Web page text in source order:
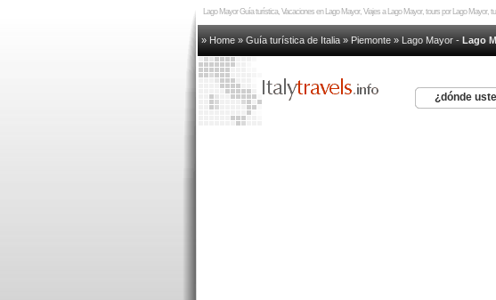
Lago Mayor Guía turística, Vacaciones en Lago Mayor, Viajes a Lago Mayor, tours por Lago
» Home » Guía turística de Italia » Piemonte » Lago Mayor - Lago
¿dónde